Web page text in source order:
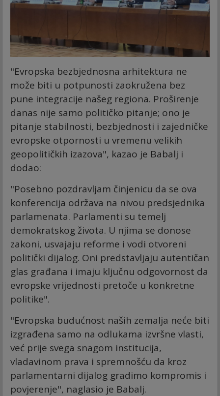
"Evropska bezbjednosna arhitektura ne
može biti u potpunosti zaokružena bez
pune integracije našeg regiona. Proširenje
danas nije samo političko pitanje; ono je
pitanje stabilnosti, bezbjednosti i zajedničke
evropske otpornosti u vremenu velikih
geopolitičkih izazova", kazao je Babalj i
dodao:
"Posebno pozdravljam činjenicu da se ova
konferencija održava na nivou predsjednika
parlamenata. Parlamenti su temelj
demokratskog života. U njima se donose
zakoni, usvajaju reforme i vodi otvoreni
politički dijalog. Oni predstavljaju autentičan
glas građana i imaju ključnu odgovornost da
evropske vrijednosti pretoče u konkretne
politike".
"Evropska budućnost naših zemalja neće biti
izgrađena samo na odlukama izvršne vlasti,
već prije svega snagom institucija,
vladavinom prava i spremnošću da kroz
parlamentarni dijalog gradimo kompromis i
povjerenje", naglasio je Babalj.